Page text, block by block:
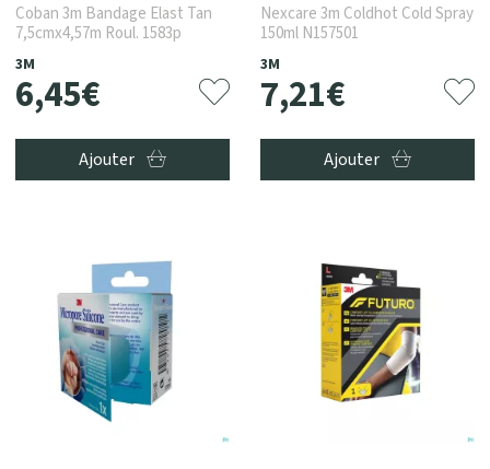
Coban 3m Bandage Elast Tan
7,5cmx4,57m Roul. 1583p
3M
6,45€
Ajouter
Nexcare 3m Coldhot Cold Spray
150ml N157501
3M
7,21€
Ajouter